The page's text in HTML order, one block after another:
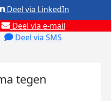
Deel via e-mail
Deel via SMS
Deel via LinkedIn
tegen